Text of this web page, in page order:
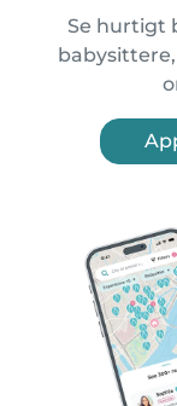
Se hurtigt